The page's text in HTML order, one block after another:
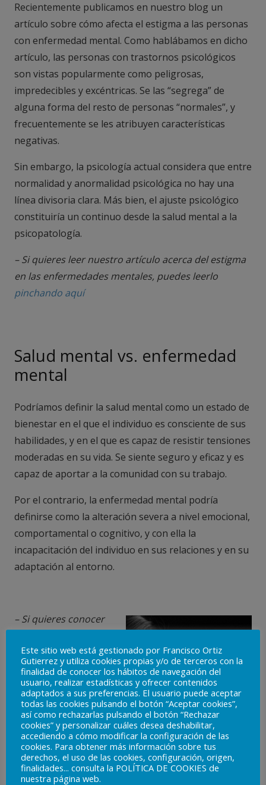
Recientemente publicamos en nuestro blog un
artículo sobre cómo afecta el estigma a las personas
con enfermedad mental. Como hablábamos en dicho
artículo, las personas con trastornos psicológicos
son vistas popularmente como peligrosas,
impredecibles y excéntricas. Se las “segrega” de
alguna forma del resto de personas “normales”, y
frecuentemente se les atribuyen características
negativas.
Sin embargo, la psicología actual considera que entre
normalidad y anormalidad psicológica no hay una
línea divisoria clara. Más bien, el ajuste psicológico
constituiría un continuo desde la salud mental a la
psicopatología.
– Si quieres leer nuestro artículo acerca del estigma
en las enfermedades mentales, puedes leerlo
pinchando aquí
Salud mental vs. enfermedad
mental
Podríamos definir la salud mental como un estado de
bienestar en el que el individuo es consciente de sus
habilidades, y en el que es capaz de resistir tensiones
moderadas en su vida. Se siente seguro y eficaz y es
capaz de aportar a la comunidad con su trabajo.
Por el contrario, la enfermedad mental podría
definirse como la alteración severa a nivel emocional,
comportamental o cognitivo, y con ella la
incapacitación del individuo en sus relaciones y en su
adaptación al entorno.
– Si quieres conocer
enfermedades
mentales, puedes leer
nuestro artículo
pinchando aquí
– Si quieres conocer
más acerca de la salud
mental, puedes leer
nuestro artículo
Este sitio web está gestionado por Francisco Ortiz
Gutierrez y utiliza cookies propias y/o de terceros con la
finalidad de conocer los hábitos de navegación del
usuario, realizar estadísticas y ofrecer contenidos
adaptados a sus preferencias. El usuario puede aceptar
todas las cookies pulsando el botón “Aceptar cookies”,
así como rechazarlas pulsando el botón “Rechazar
cookies” y personalizar cuáles desea deshabilitar,
accediendo a cómo modificar la configuración de las
cookies. Para obtener más información sobre tus
derechos, el uso de las cookies, configuración, origen,
finalidades... consulta la POLÍTICA DE COOKIES de
nuestra página web.